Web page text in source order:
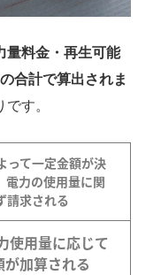
量料金・再生可能
合計で算出されま
す。
って一定金額が決
電力の使用量に関
請求される
使用量に応じて
加算される